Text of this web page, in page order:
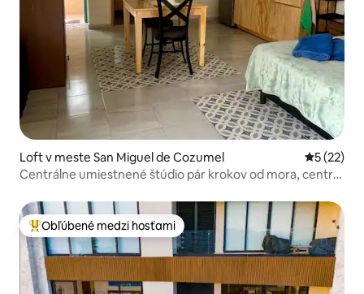
Loft v meste San Miguel de Cozumel
5 (22)
Centrálne umiestnené štúdio pár krokov od mora, centra,
Najobľúbenejšie medzi hosťami
Obľúbené medzi hosťami